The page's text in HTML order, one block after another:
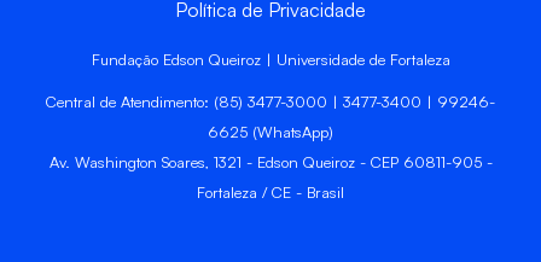
Política de Privacidade
Fundação Edson Queiroz | Universidade de Fortaleza
Central de Atendimento: (85) 3477-3000 | 3477-3400 | 99246-
6625 (WhatsApp)
Av. Washington Soares, 1321 - Edson Queiroz - CEP 60811-905 -
Fortaleza / CE - Brasil